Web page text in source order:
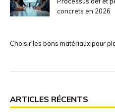
concrets en 2026
Choisir les bons matériaux pour
ARTICLES RÉCENTS